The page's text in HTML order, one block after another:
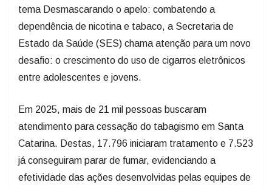
tema Desmascarando o apelo: combatendo a
dependência de nicotina e tabaco, a Secretaria de
Estado da Saúde (SES) chama atenção para um novo
desafio: o crescimento do uso de cigarros eletrônicos
entre adolescentes e jovens.
Em 2025, mais de 21 mil pessoas buscaram
atendimento para cessação do tabagismo em Santa
Catarina. Destas, 17.796 iniciaram tratamento e 7.523
já conseguiram parar de fumar, evidenciando a
efetividade das ações desenvolvidas pelas equipes de